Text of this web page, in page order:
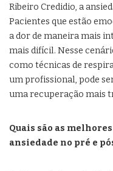
Ribeiro Credidio, a
Pacientes que estão
a dor de maneira mais
mais difícil. Nesse
como técnicas de
um profissional, pode
uma recuperação mais
Quais são as
ansiedade no pré e